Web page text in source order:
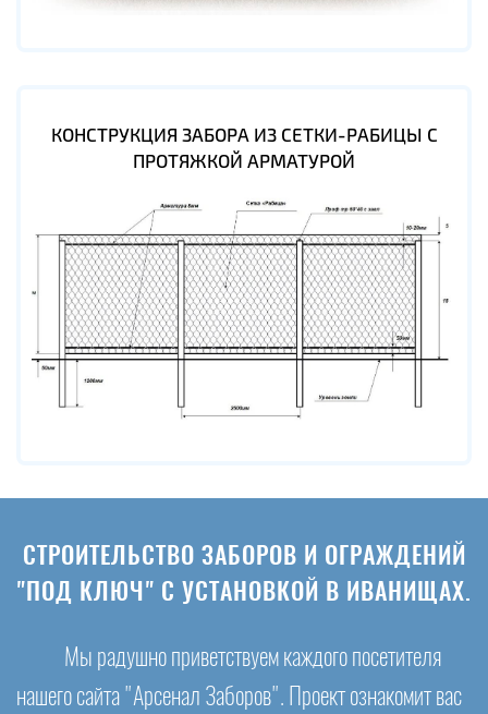
КОНСТРУКЦИЯ ЗАБОРА ИЗ СЕТКИ-РАБИЦЫ С
ПРОТЯЖКОЙ АРМАТУРОЙ
СТРОИТЕЛЬСТВО ЗАБОРОВ И ОГРАЖДЕНИЙ
"ПОД КЛЮЧ" С УСТАНОВКОЙ В ИВАНИЩАХ.
Мы радушно приветствуем каждого посетителя
нашего сайта "Арсенал Заборов". Проект ознакомит вас